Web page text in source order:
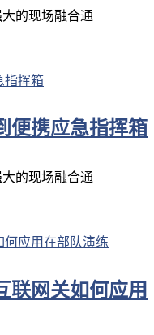
的现场融合通
便携应急指挥箱
的现场融合通
联网关如何应用